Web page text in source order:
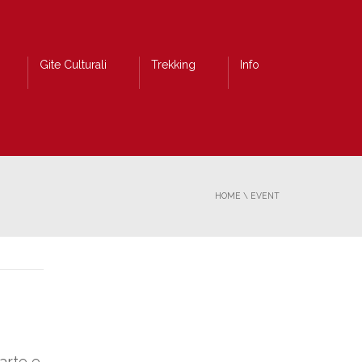
Gite Culturali Trekking Info
HOME \ EVENT